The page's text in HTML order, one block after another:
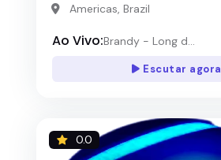
Americas, Brazil
Ao Vivo:Brandy - Long d...
Escutar agora
0.0